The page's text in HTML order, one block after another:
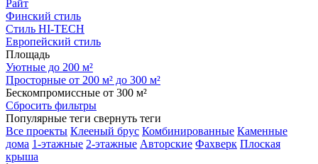
Райт
Финский стиль
Стиль HI-TECH
Европейский стиль
Площадь
Уютные до 200 м²
Просторные от 200 м² до 300 м²
Бескомпромиссные от 300 м²
Сбросить фильтры
Популярные теги свернуть теги
Все проекты Клееный брус Комбинированные Каменные
дома 1-этажные 2-этажные Авторские Фахверк Плоская
крыша